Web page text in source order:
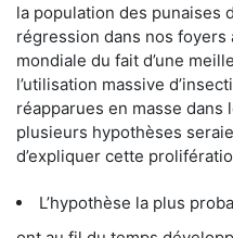
la population des punaises
régression dans nos foyers
mondiale du fait d’une
l’utilisation massive
réapparues en masse dans
plusieurs hypothèses
d’expliquer cette
L’hypothèse la plus